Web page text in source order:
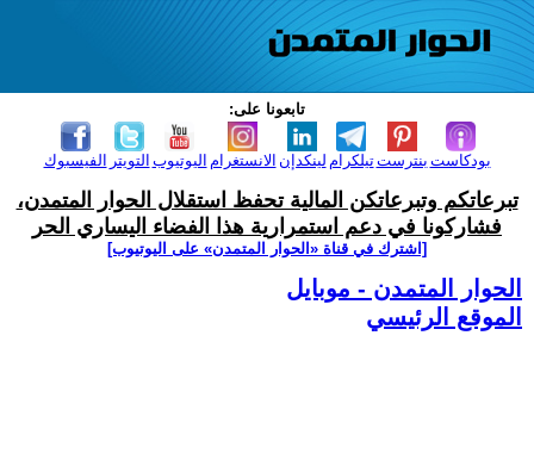
تابعونا على:
الفيسبوك التويتر اليوتيوب الانستغرام لينكدإن تيلكرامبنترست بودكاست
تبرعاتكم وتبرعاتكن المالية تحفظ استقلال الحوار المتمدن،
فشاركونا في دعم استمرارية هذا الفضاء اليساري الحر
[اشترك في قناة ‫«الحوار المتمدن» على اليوتيوب]
الحوار المتمدن - موبايل
الموقع الرئيسي